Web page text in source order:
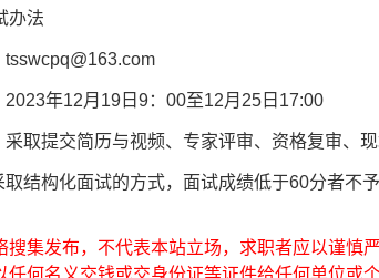
办法
tsswcpq@163.com
2023年12月19日9：00至12月25日17:00
取提交简历与视频、专家评审、资格复审、
结构化面试的方式，面试成绩低于60分者不予
搜集发布，不代表本站立场，求职者应以谨慎
任何名义交钱或交身份证等证件给任何单位或个